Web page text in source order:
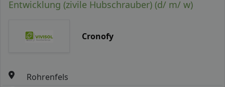
Entwicklung (zivile Hubschrauber) (d/ m/ w)
Cronofy
Rohrenfels